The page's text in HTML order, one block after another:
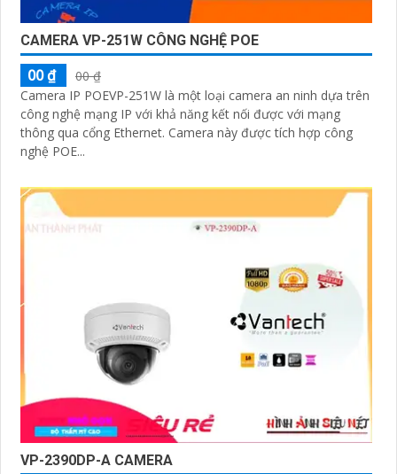
CAMERA VP-251W CÔNG NGHỆ POE
00 ₫
00 ₫
Camera IP POEVP-251W là một loại camera an ninh dựa trên
công nghệ mạng IP với khả năng kết nối được với mạng
thông qua cổng Ethernet. Camera này được tích hợp công
nghệ POE...
VP-2390DP-A CAMERA